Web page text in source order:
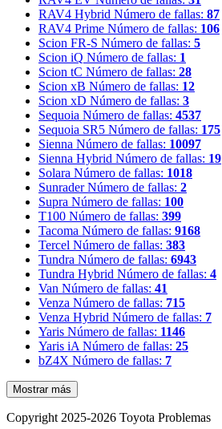
RAV4 Hybrid Número de fallas: 87
RAV4 Prime Número de fallas: 106
Scion FR-S Número de fallas: 5
Scion iQ Número de fallas: 1
Scion tC Número de fallas: 28
Scion xB Número de fallas: 12
Scion xD Número de fallas: 3
Sequoia Número de fallas: 4537
Sequoia SR5 Número de fallas: 175
Sienna Número de fallas: 10097
Sienna Hybrid Número de fallas: 19
Solara Número de fallas: 1018
Sunrader Número de fallas: 2
Supra Número de fallas: 100
T100 Número de fallas: 399
Tacoma Número de fallas: 9168
Tercel Número de fallas: 383
Tundra Número de fallas: 6943
Tundra Hybrid Número de fallas: 4
Van Número de fallas: 41
Venza Número de fallas: 715
Venza Hybrid Número de fallas: 7
Yaris Número de fallas: 1146
Yaris iA Número de fallas: 25
bZ4X Número de fallas: 7
Mostrar más
Copyright 2025-2026 Toyota Problemas